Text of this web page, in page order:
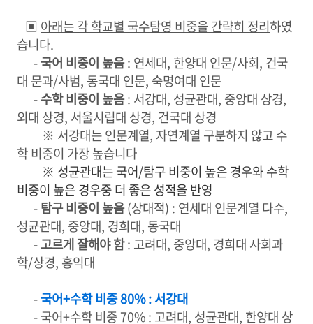
▣ 아래는 각 학교별 국수탐영 비중을 간략히 정리하였
습니다.
-국어 비중이 높음: 연세대, 한양대 인문/사회, 건국
대 문과/사범, 동국대 인문, 숙명여대 인문
-수학 비중이 높음: 서강대, 성균관대, 중앙대 상경,
외대 상경, 서울시립대 상경, 건국대 상경
※ 서강대는 인문계열, 자연계열 구분하지 않고 수
학 비중이 가장 높습니다
※ 성균관대는 국어/탐구 비중이 높은 경우와 수학
비중이 높은 경우중 더 좋은 성적을 반영
-탐구 비중이 높음(상대적) : 연세대 인문계열 다수,
성균관대, 중앙대, 경희대, 동국대
-고르게 잘해야 함: 고려대, 중앙대, 경희대 사회과
학/상경, 홍익대
-국어+수학 비중 80% : 서강대
- 국어+수학 비중 70% : 고려대, 성균관대, 한양대 상